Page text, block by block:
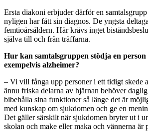
Ersta diakoni erbjuder därför en
nyligen har fått sin diagnos. De yngsta
femtioårsåldern. Här krävs inget
själva till och från träffarna.
Hur kan samtalsgruppen stödja en
exempelvis alzheimer?
– Vi vill fånga upp personer i ett tidigt skede
ännu friska delarna av hjärnan behöver
bibehålla sina funktioner så länge det är
med kunskap om sjukdomen och ge en
Det gäller särskilt när sjukdomen bryter ut i
skolan och make eller maka och vännerna är